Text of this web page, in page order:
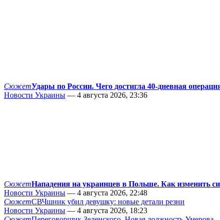
СюжетУдары по России. Чего достигла 40-дневная
Новости Украины — 4 августа 2026, 23:36
СюжетНападения на украинцев в Польше. Как изменить
Новости Украины — 4 августа 2026, 22:48
СюжетСВЧшник убил девушку: новые детали резни
Новости Украины — 4 августа 2026, 18:23